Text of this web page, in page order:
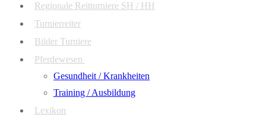
Regionale Reitturniere SH / HH
Turnierreiter
Bilder Turniere
Pferdewesen
Gesundheit / Krankheiten
Training / Ausbildung
Lexikon